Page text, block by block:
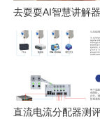
去耍耍AI智慧讲解
赛道的芯片级实践
直流电流分配器测